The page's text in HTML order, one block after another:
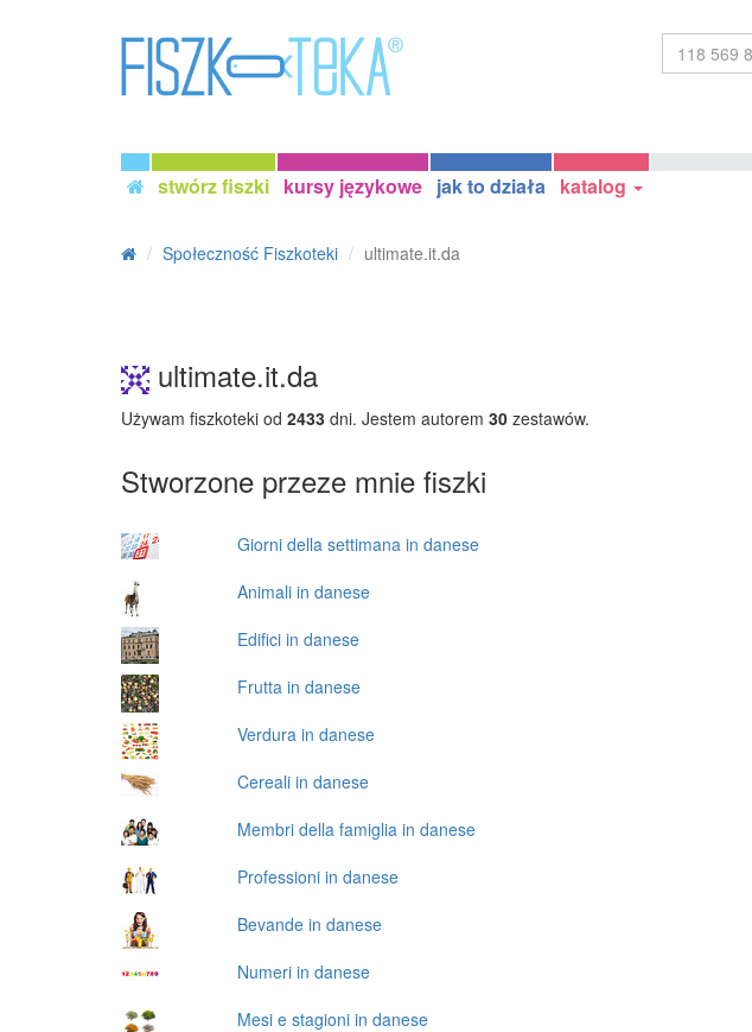
stwórz fiszki kursy językowe jak to działa katalog
Społeczność Fiszkoteki ultimate.it.da
ultimate.it.da
Używam fiszkoteki od 2433 dni. Jestem autorem 30 zestawów.
Stworzone przeze mnie fiszki
Giorni della settimana in danese
Animali in danese
Edifici in danese
Frutta in danese
Verdura in danese
Cereali in danese
Membri della famiglia in danese
Professioni in danese
Bevande in danese
Numeri in danese
Mesi e stagioni in danese